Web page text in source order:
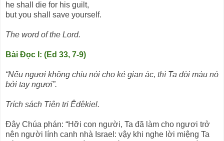
he shall die for his guilt,
but you shall save yourself.
The word of the Lord.
Bài Ðọc I: (Ed 33, 7-9)
“Nếu ngươi không chịu nói cho kẻ gian ác, thì Ta đòi máu nó
bởi tay ngươi”.
Trích sách Tiên tri Êdêkiel.
Ðây Chúa phán: “Hỡi con người, Ta đã làm cho ngươi trở
nên người lính canh nhà Israel: vậy khi nghe lời miệng Ta